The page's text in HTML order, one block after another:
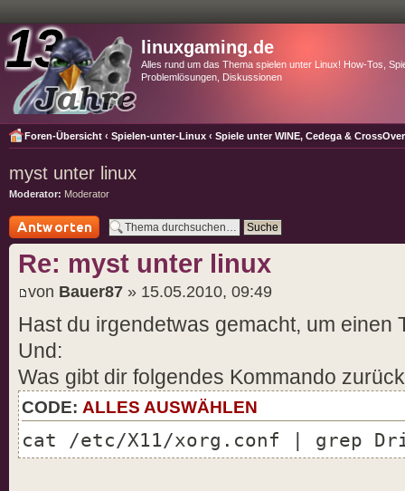
linuxgaming.de
Alles rund um das Thema spielen unter Linux! How-Tos,
Problemlösungen, Diskussionen
Foren-Übersicht ‹ Spielen-unter-Linux ‹ Spiele unter WINE, Cedega &
myst unter linux
Moderator: Moderator
Antwort schreiben
Re: myst unter linux
von Bauer87 » 15.05.2010, 09:49
Hast du irgendetwas gemacht, um einen
Und:
Was gibt dir folgendes Kommando
CODE: ALLES AUSWÄHLEN
cat /etc/X11/xorg.conf | grep